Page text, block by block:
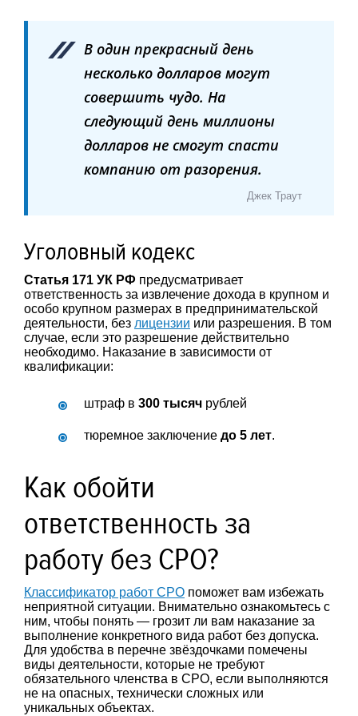
В один прекрасный день
несколько долларов могут
совершить чудо. На
следующий день миллионы
долларов не смогут спасти
компанию от разорения.
Джек Траут
Уголовный кодекс
Статья 171 УК РФ предусматривает
ответственность за извлечение дохода в крупном и
особо крупном размерах в предпринимательской
деятельности, без лицензии или разрешения. В том
случае, если это разрешение действительно
необходимо. Наказание в зависимости от
квалификации:
штраф в 300 тысяч рублей
тюремное заключение до 5 лет.
Как обойти
ответственность за
работу без СРО?
Классификатор работ СРО поможет вам избежать
неприятной ситуации. Внимательно ознакомьтесь с
ним, чтобы понять — грозит ли вам наказание за
выполнение конкретного вида работ без допуска.
Для удобства в перечне звёздочками помечены
виды деятельности, которые не требуют
обязательного членства в СРО, если выполняются
не на опасных, технически сложных или
уникальных объектах.